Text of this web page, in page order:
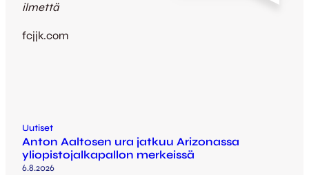
ilmettä
fcjjk.com
Uutiset
Anton Aaltosen ura jatkuu Arizonassa
yliopistojalkapallon merkeissä
6.8.2026